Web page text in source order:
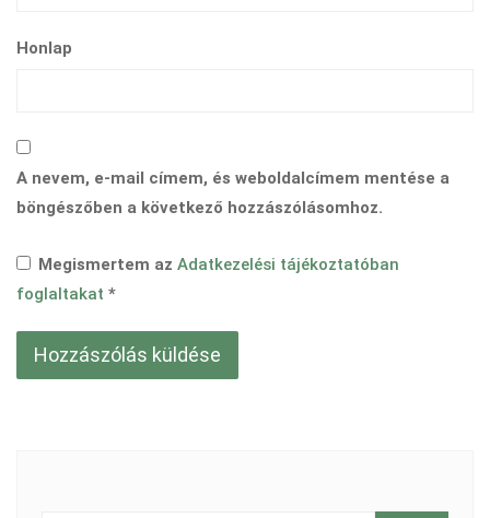
Honlap
A nevem, e-mail címem, és weboldalcímem mentése a
böngészőben a következő hozzászólásomhoz.
Megismertem az Adatkezelési tájékoztatóban
foglaltakat *